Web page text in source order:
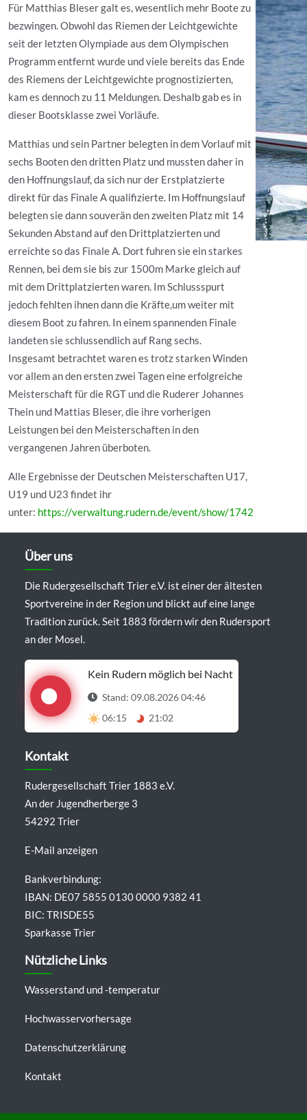
Für Matthias Bleser galt es, wesentlich mehr Boote zu
bezwingen. Obwohl das Riemen der Leichtgewichte
seit der letzten Olympiade aus dem Olympischen
Programm entfernt wurde und viele bereits das Ende
des Riemens der Leichtgewichte prognostizierten,
kam es dennoch zu 11 Meldungen. Deshalb gab es in
dieser Bootsklasse zwei Vorläufe.
Matthias und sein Partner belegten in dem Vorlauf mit
sechs Booten den dritten Platz und mussten daher in
den Hoffnungslauf, da sich nur der Erstplatzierte
direkt für das Finale A qualifizierte. Im Hoffnungslauf
belegten sie dann souverän den zweiten Platz mit 14
Sekunden Abstand auf den Drittplatzierten und
erreichte so das Finale A. Dort fuhren sie ein starkes
Rennen, bei dem sie bis zur 1500m Marke gleich auf
mit dem Drittplatzierten waren. Im Schlussspurt
jedoch fehlten ihnen dann die Kräfte,um weiter mit
diesem Boot zu fahren. In einem spannenden Finale
landeten sie schlussendlich auf Rang sechs.
Insgesamt betrachtet waren es trotz starken Winden
vor allem an den ersten zwei Tagen eine erfolgreiche
Meisterschaft für die RGT und die Ruderer Johannes
Thein und Mattias Bleser, die ihre vorherigen
Leistungen bei den Meisterschaften in den
vergangenen Jahren überboten.
Alle Ergebnisse der Deutschen Meisterschaften U17,
U19 und U23 findet ihr
unter: https://verwaltung.rudern.de/event/show/1742
Über uns
Die Rudergesellschaft Trier e.V. ist einer der ältesten
Sportvereine in der Region und blickt auf eine lange
Tradition zurück. Seit 1883 fördern wir den Rudersport
an der Mosel.
Kein Rudern möglich bei Nacht
Stand: 09.08.2026 04:46
06:15
21:02
Details anzeigen
Kontakt
Rudergesellschaft Trier 1883 e.V.
An der Jugendherberge 3
54292 Trier
E-Mail anzeigen
Bankverbindung:
IBAN: DE07 5855 0130 0000 9382 41
BIC: TRISDE55
Sparkasse Trier
Nützliche Links
Wasserstand und -temperatur
Hochwasservorhersage
Datenschutzerklärung
Kontakt